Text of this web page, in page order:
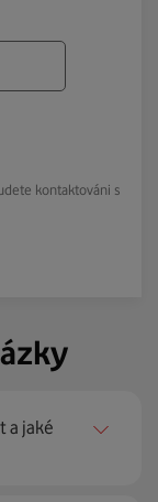
kontaktováni s
a jaké